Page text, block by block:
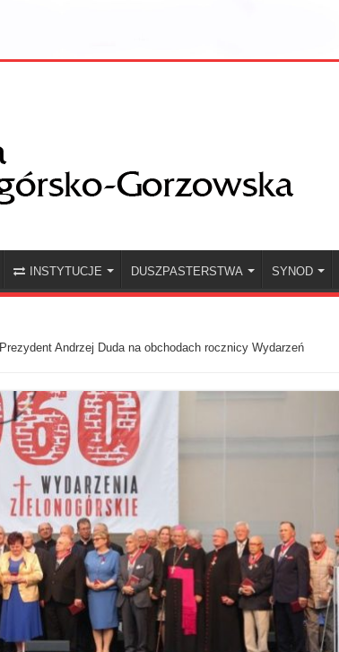
INSTYTUCJE DUSZPASTERSTWA SYNOD
Prezydent Andrzej Duda na obchodach rocznicy Wydarzeń